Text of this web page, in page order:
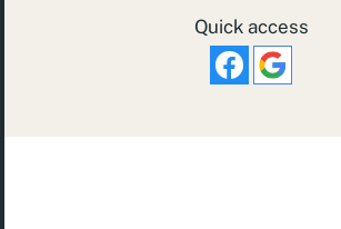
Quick access